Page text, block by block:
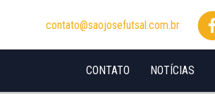
contato@saojosefutsal.com.br
NOTÍCIAS
CONTATO